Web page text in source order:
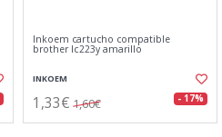
Inkoem cartucho compatible
brother lc223y amarillo
INKOEM
1,33€ 1,60€ - 17%